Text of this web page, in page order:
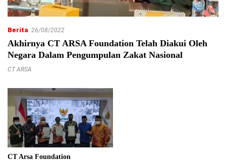
Berita 26/08/2022
Akhirnya CT ARSA Foundation Telah Diakui Oleh
Negara Dalam Pengumpulan Zakat Nasional
CT ARSA
CT Arsa Foundation